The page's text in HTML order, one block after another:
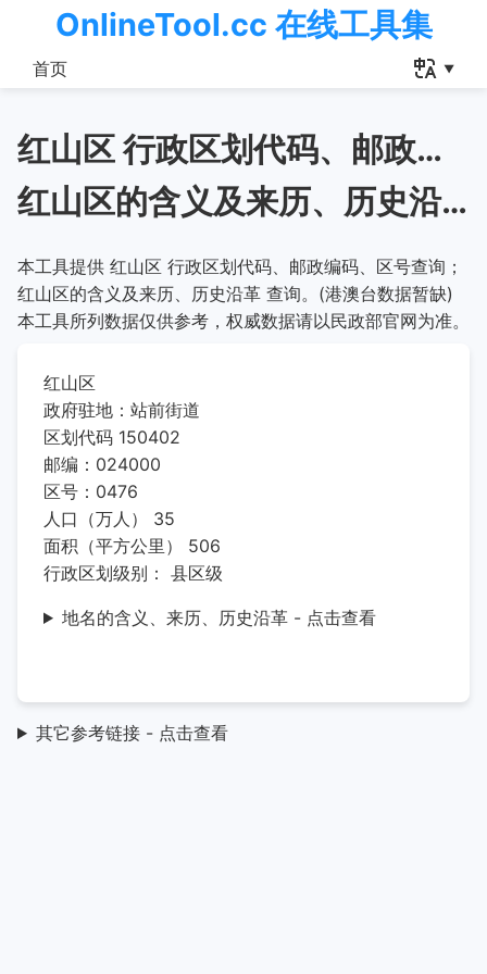
OnlineTool.cc 在线工具集
首页
红山区 行政区划代码、邮政编码、区号查询
红山区的含义及来历、历史沿革
本工具提供 红山区 行政区划代码、邮政编码、区号查询；
红山区的含义及来历、历史沿革 查询。(港澳台数据暂缺)
本工具所列数据仅供参考，权威数据请以民政部官网为准。
红山区
政府驻地：站前街道
区划代码 150402
邮编：024000
区号：0476
人口（万人） 35
面积（平方公里） 506
行政区划级别： 县区级
地名的含义、来历、历史沿革 - 点击查看
其它参考链接 - 点击查看